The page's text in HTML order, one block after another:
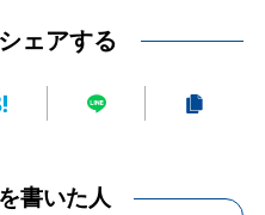
ェアする
書いた人